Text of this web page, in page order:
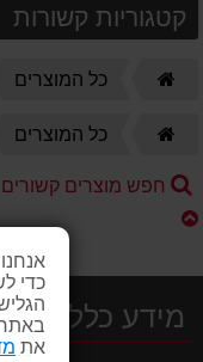
כדי
את
קטגוריות קשורות
כל המוצרים
כל המוצרים
חפש מוצרים קשורים
מידע כללי